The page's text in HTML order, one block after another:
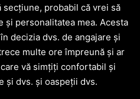
secțiune, probabil că vrei să
și personalitatea mea. Acesta
decizia dvs. de angajare și
multe ore împreună și ar
vă simțiți confortabil și
și dvs. și oaspeții dvs.